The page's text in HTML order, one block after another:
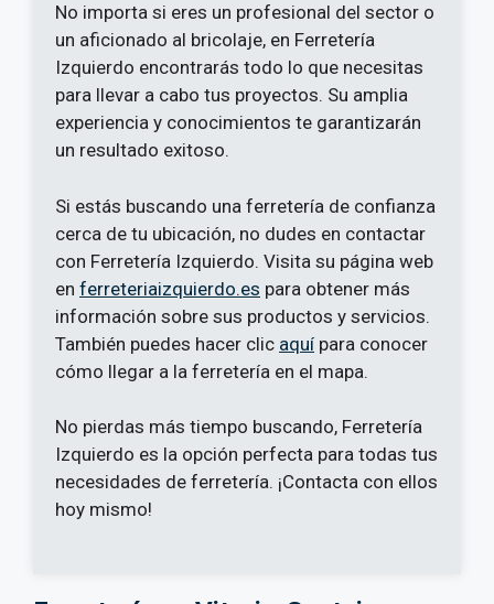
No importa si eres un profesional del sector o
un aficionado al bricolaje, en Ferretería
Izquierdo encontrarás todo lo que necesitas
para llevar a cabo tus proyectos. Su amplia
experiencia y conocimientos te garantizarán
un resultado exitoso.
Si estás buscando una ferretería de confianza
cerca de tu ubicación, no dudes en contactar
con Ferretería Izquierdo. Visita su página web
en ferreteriaizquierdo.es para obtener más
información sobre sus productos y servicios.
También puedes hacer clic aquí para conocer
cómo llegar a la ferretería en el mapa.
No pierdas más tiempo buscando, Ferretería
Izquierdo es la opción perfecta para todas tus
necesidades de ferretería. ¡Contacta con ellos
hoy mismo!